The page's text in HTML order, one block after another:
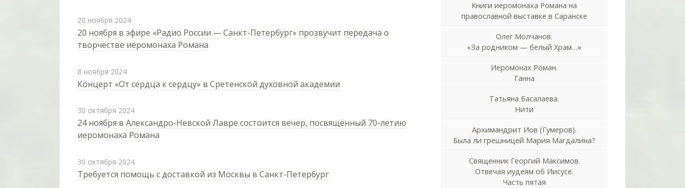
20 ноября 2024
20 ноября в эфире «Радио России — Санкт-Петербург» прозвучит передача о
творчестве иеромонаха Романа
8 ноября 2024
Концерт «От сердца к сердцу» в Сретенской духовной академии
30 октября 2024
24 ноября в Александро-Невской Лавре состоится вечер, посвящённый 70-летию
иеромонаха Романа
30 октября 2024
Требуется помощь с доставкой из Москвы в Санкт-Петербург
Книги иеромонаха Романа на
православной выставке в Саранске
Олег Молчанов.
«За родником — белый Храм…»
Иеромонах Роман.
Ганна
Татьяна Басалаева.
Нити
Архимандрит Иов (Гумеров).
Была ли грешницей Мария Магдалина?
Священник Георгий Максимов.
Отвечая иудеям об Иисусе.
Часть пятая